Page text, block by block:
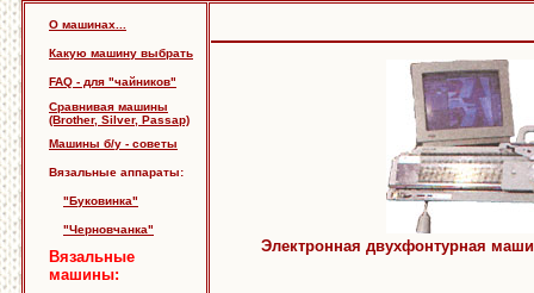
О машинах...
Какую машину выбрать
FAQ - для "чайников"
Сравнивая машины
(Brother, Silver, Passap)
Машины б/у - советы
Вязальные аппараты:
"Буковинка"
"Черновчанка"
Вязальные
машины:
Электронная двухфонтурная